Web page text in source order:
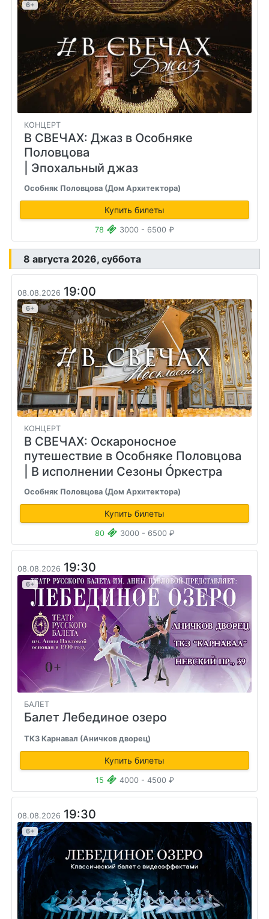
6+
КОНЦЕРТ
В СВЕЧАХ: Джаз в Особняке
Половцова
| Эпохальный джаз
Особняк Половцова (Дом Архитектора)
Купить билеты
78 3000 - 6500 ₽
8 августа 2026, суббота
08.08.2026 19:00
6+
КОНЦЕРТ
В СВЕЧАХ: Оскароносное
путешествие в Особняке Половцова
| В исполнении Сезоны Óркестра
Особняк Половцова (Дом Архитектора)
Купить билеты
80 3000 - 6500 ₽
08.08.2026 19:30
6+
БАЛЕТ
Балет Лебединое озеро
ТКЗ Карнавал (Аничков дворец)
Купить билеты
15 4000 - 4500 ₽
08.08.2026 19:30
6+